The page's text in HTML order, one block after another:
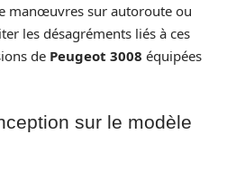
manœuvres sur autoroute ou
les désagréments liés à ces
de Peugeot 3008 équipées
sur le modèle